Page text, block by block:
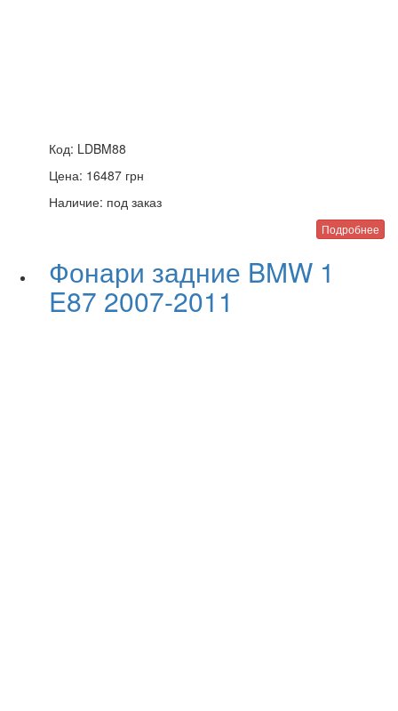
Код: LDBM88
Цена: 16487 грн
Наличие: под заказ
Подробнее
Фонари задние BMW 1
E87 2007-2011